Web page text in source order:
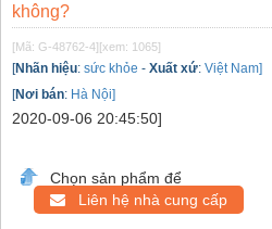
không?
[Mã: G-48762-4][xem: 1065]
[Nhãn hiệu: sức khỏe - Xuất xứ: Việt Nam]
[Nơi bán: Hà Nội]
2020-09-06 20:45:50]
Chọn sản phẩm để
Liên hệ nhà cung cấp